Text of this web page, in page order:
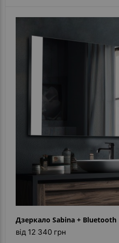
Дзеркало Sabina + Bluetooth
від 12 340 грн